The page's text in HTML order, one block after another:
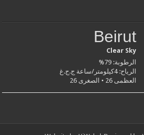
Beirut
Clear Sky
الرطوبة: 79%
الرياح: 4كيلومتر/ساعة ج.ج.غ
العظمى 26 • الصغرى 26